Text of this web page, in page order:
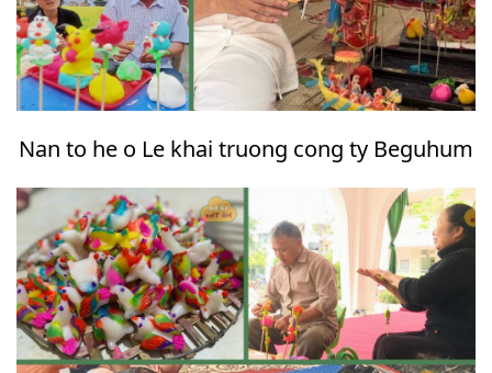
Nan to he o Le khai truong cong ty Beguhum